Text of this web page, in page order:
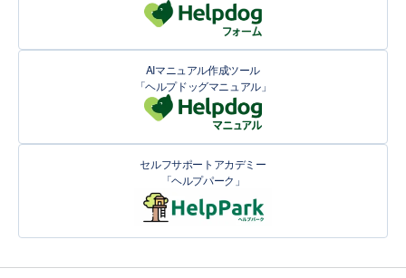
AIマニュアル作成ツール
「ヘルプドッグマニュアル」
セルフサポートアカデミー
「ヘルプパーク」